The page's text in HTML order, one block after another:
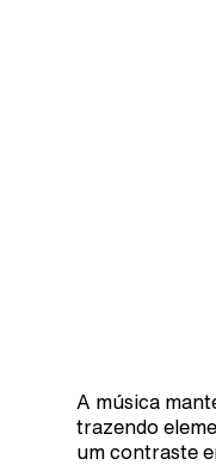
A música
trazendo
um contraste